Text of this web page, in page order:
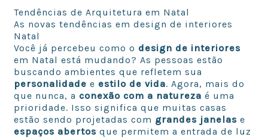
Tendências de Arquitetura em Natal
As novas tendências em design de interiores
Natal
Você já percebeu como o design de interiores
em Natal está mudando? As pessoas estão
buscando ambientes que refletem sua
personalidade e estilo de vida. Agora, mais do
que nunca, a conexão com a natureza é uma
prioridade. Isso significa que muitas casas
estão sendo projetadas com grandes janelas e
espaços abertos que permitem a entrada de luz